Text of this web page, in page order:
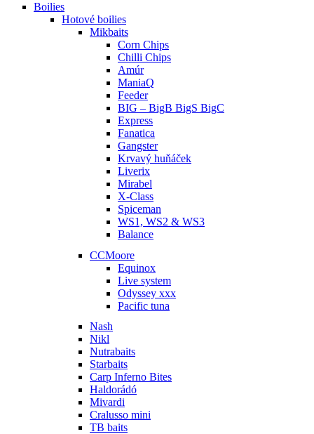
Boilies
Hotové boilies
Mikbaits
Corn Chips
Chilli Chips
Amúr
ManiaQ
Feeder
BIG – BigB BigS BigC
Express
Fanatica
Gangster
Krvavý huňáček
Liverix
Mirabel
X-Class
Spiceman
WS1, WS2 & WS3
Balance
CCMoore
Equinox
Live system
Odyssey xxx
Pacific tuna
Nash
Nikl
Nutrabaits
Starbaits
Carp Inferno Bites
Haldorádó
Mivardi
Cralusso mini
TB baits